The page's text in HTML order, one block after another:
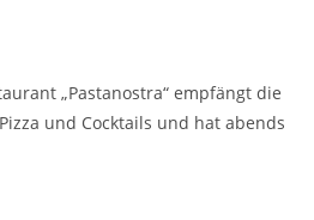
„Pastanostra“ empfängt die
und Cocktails und hat abends